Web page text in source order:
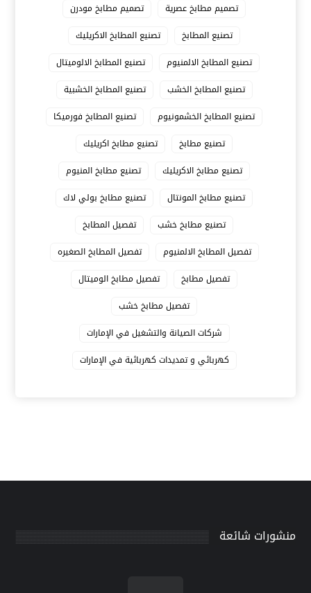
تصميم مطابخ عصرية
تصميم مطابخ مودرن
تصنيع المطابخ
تصنيع المطابخ الاكريليك
تصنيع المطابخ الالمنيوم
تصنيع المطابخ الالوميتال
تصنيع المطابخ الخشب
تصنيع المطابخ الخشبية
تصنيع المطابخ الخشمونيوم
تصنيع المطابخ فورميكا
تصنيع مطابخ
تصنيع مطابخ اكريليك
تصنيع مطابخ الاكريليك
تصنيع مطابخ المنيوم
تصنيع مطابخ المونتال
تصنيع مطابخ بولي لاك
تصنيع مطابخ خشب
تفصيل المطابخ
تفصيل المطابخ الالمنيوم
تفصيل المطابخ الصغيره
تفصيل مطابخ
تفصيل مطابخ الوميتال
تفصيل مطابخ خشب
شركات الصيانة والتشغيل في الإمارات
كهربائي و تمديدات كهربائية في الإمارات
منشورات شائعة